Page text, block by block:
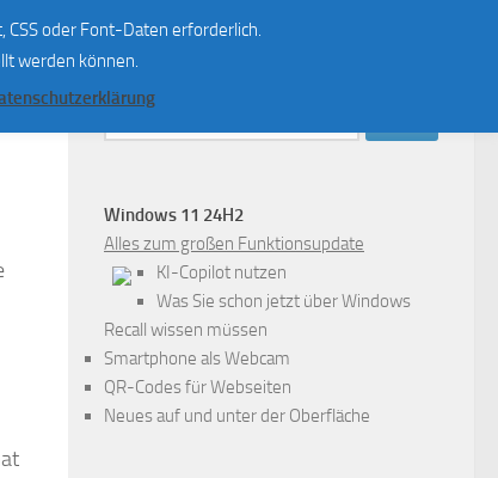
Suchen
nach:
Windows 11 24H2
Alles zum großen Funktionsupdate
KI-Copilot nutzen
Was Sie schon jetzt über Windows
Recall wissen müssen
Smartphone als Webcam
QR-Codes für Webseiten
Neues auf und unter der Oberfläche
CSS oder Font-Daten erforderlich.
werden können.